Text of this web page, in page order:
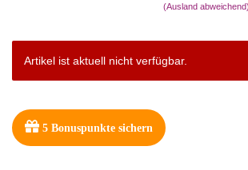
(Ausland abweichend)
Artikel ist aktuell nicht verfügbar.
5 Bonuspunkte sichern